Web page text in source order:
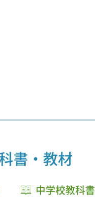
書・教材
中学校教科書